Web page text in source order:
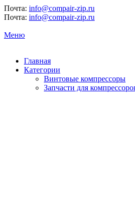
Почта: info@compair-zip.ru
Почта: info@compair-zip.ru
Меню
Главная
Категории
Винтовые компрессоры
Запчасти для